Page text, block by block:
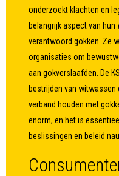
onderzoekt klachten en
belangrijk aspect van hun
verantwoord gokken. Ze
organisaties om
aan gokverslaafden. De
bestrijden van witwassen
verband houden met
enorm, en het is
beslissingen en beleid